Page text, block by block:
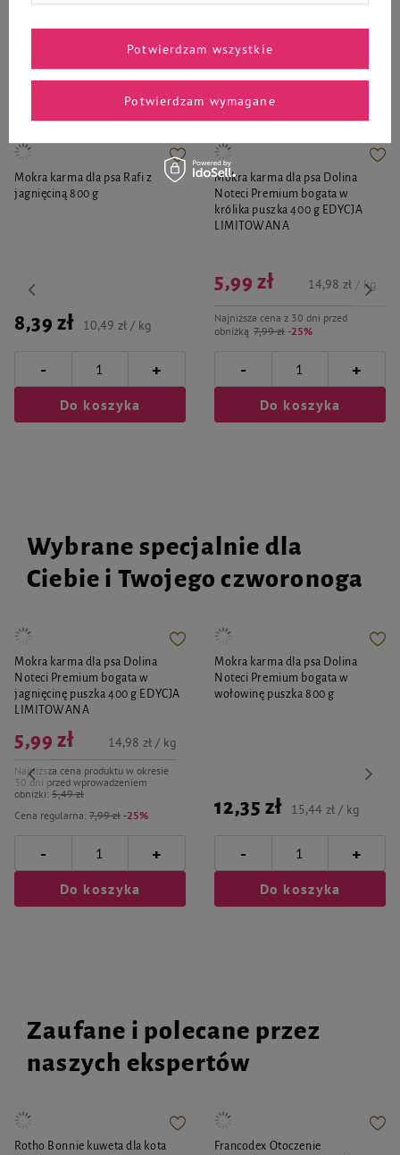
To także ucieszy Twojego
Mokra karma dla psa Rafi z
jagnięciną 800 g
8,39 zł 10,49 zł / kg
- +
Do koszyka
Mokra karma dla psa Dolina
Noteci Premium bogata w
królika puszka 400 g EDYCJA
LIMITOWANA
Najniższa cena z 30 dni przed
obniżką 7,99 zł -25%
5,99 zł 14,98 zł / kg
- +
Do koszyka
Wybrane specjalnie dla
Ciebie i Twojego czworonoga
Mokra karma dla psa Dolina
Noteci Premium bogata w
jagnięcinę puszka 400 g EDYCJA
LIMITOWANA
Cena regularna: 7,99 zł -25%
5,99 zł
Najniższa cena produktu w okresie
30 dni przed wprowadzeniem
obniżki: 5,49 zł
14,98 zł / kg
- +
Do koszyka
Mokra karma dla psa Dolina
Noteci Premium bogata w
wołowinę puszka 800 g
12,35 zł 15,44 zł / kg
- +
Do koszyka
Zaufane i polecane przez
naszych ekspertów
Rotho Bonnie kuweta dla kota
Francodex Otoczenie
Potwierdzam wymagane
Potwierdzam wszystkie